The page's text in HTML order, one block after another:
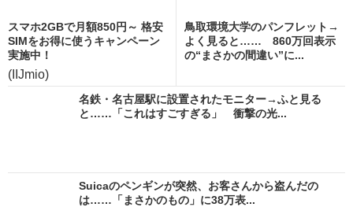
スマホ2GBで月額850円～ 格安
SIMをお得に使うキャンペーン
実施中！
(IIJmio)
鳥取環境大学のパンフレット→
よく見ると…… 860万回表示
の“まさかの間違い”に...
名鉄・名古屋駅に設置されたモニター→ふと見る
と……「これはすごすぎる」 衝撃の光...
Suicaのペンギンが突然、お客さんから盗んだの
は……「まさかのもの」に38万表...